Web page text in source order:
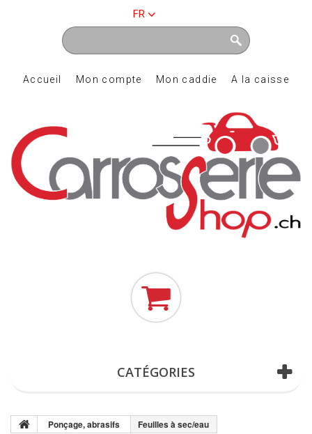
FR
Accueil Mon compte Mon caddie A la caisse
CATÉGORIES
Ponçage, abrasifs Feuilles à sec/eau